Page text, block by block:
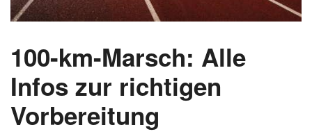
100-km-Marsch: Alle
Infos zur richtigen
Vorbereitung